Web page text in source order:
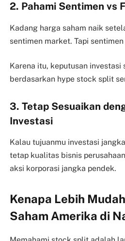
2. Pahami Sentimen vs
Kadang harga saham naik
sentimen market. Tapi
Karena itu, keputusan
berdasarkan hype stock split
3. Tetap Sesuaikan
Investasi
Kalau tujuanmu investasi
tetap kualitas bisnis
aksi korporasi jangka pendek.
Kenapa Lebih
Saham Amerika di